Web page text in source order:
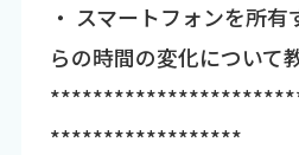
・ スマートフォンを所
らの時間の変化について
******************